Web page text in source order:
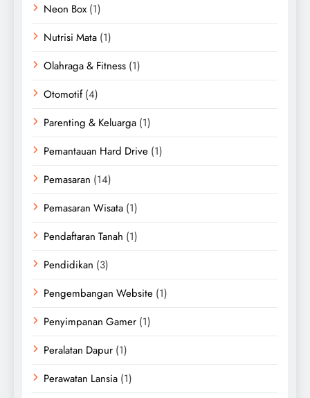
Neon Box (1)
Nutrisi Mata (1)
Olahraga & Fitness (1)
Otomotif(4)
Parenting & Keluarga (1)
Pemantauan Hard Drive (1)
Pemasaran (14)
Pemasaran Wisata (1)
Pendaftaran Tanah (1)
Pendidikan (3)
Pengembangan Website (1)
Penyimpanan Gamer (1)
Peralatan Dapur (1)
Perawatan Lansia (1)